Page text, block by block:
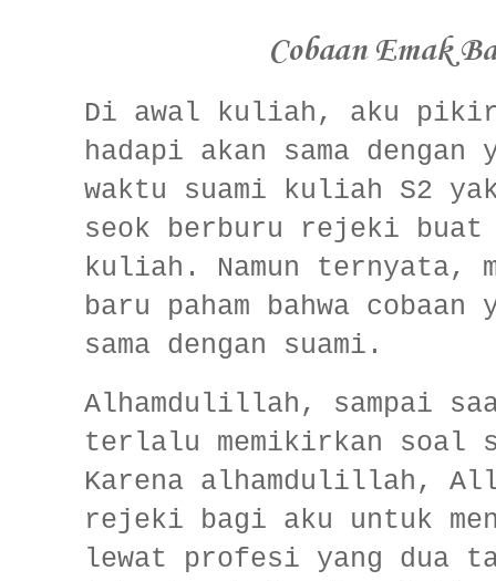
Cobaan Emak
Di awal kuliah, aku
hadapi akan sama dengan
waktu suami kuliah S2
seok berburu rejeki buat
kuliah. Namun ternyata,
baru paham bahwa
sama dengan suami.
Alhamdulillah, sampai
terlalu memikirkan soal
Karena alhamdulillah,
rejeki bagi aku untuk
lewat profesi yang dua